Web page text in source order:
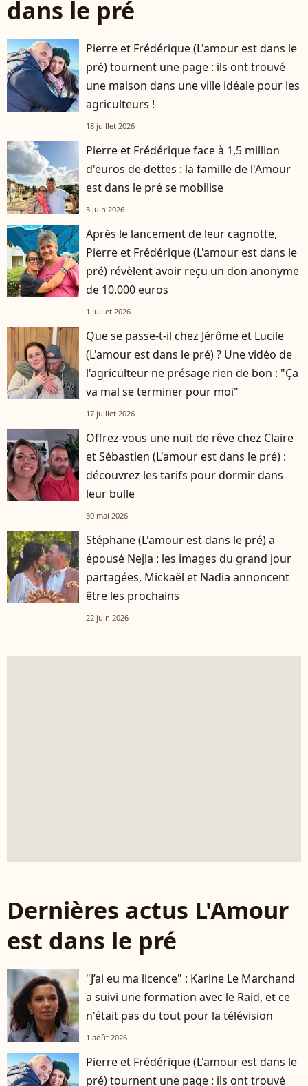
dans le pré
Pierre et Frédérique (L'amour est dans le
pré) tournent une page : ils ont trouvé
une maison dans une ville idéale pour les
agriculteurs !
18 juillet 2026
Pierre et Frédérique face à 1,5 million
d'euros de dettes : la famille de l'Amour
est dans le pré se mobilise
3 juin 2026
Après le lancement de leur cagnotte,
Pierre et Frédérique (L'amour est dans le
pré) révèlent avoir reçu un don anonyme
de 10.000 euros
1 juillet 2026
Que se passe-t-il chez Jérôme et Lucile
(L'amour est dans le pré) ? Une vidéo de
l'agriculteur ne présage rien de bon : "Ça
va mal se terminer pour moi"
17 juillet 2026
Offrez-vous une nuit de rêve chez Claire
et Sébastien (L'amour est dans le pré) :
découvrez les tarifs pour dormir dans
leur bulle
30 mai 2026
Stéphane (L'amour est dans le pré) a
épousé Nejla : les images du grand jour
partagées, Mickaël et Nadia annoncent
être les prochains
22 juin 2026
Dernières actus L'Amour
est dans le pré
"J’ai eu ma licence" : Karine Le Marchand
a suivi une formation avec le Raid, et ce
n'était pas du tout pour la télévision
1 août 2026
Pierre et Frédérique (L'amour est dans le
pré) tournent une page : ils ont trouvé